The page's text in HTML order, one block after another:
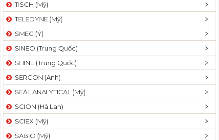
n
TISCH (Mỹ)
TELEDYNE (Mỹ)
SMEG (Ý)
SINEO (Trung Quốc)
SHINE (Trung Quốc)
SERCON (Anh)
SEAL ANALYTICAL (Mỹ)
SCION (Hà Lan)
SCIEX (Mỹ)
SABIO (Mỹ)